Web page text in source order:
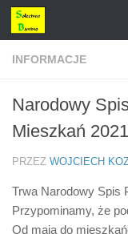
Przejdź do treści
INFORMACJE
Narodowy
Mieszkań 2021
PRZEZ WOJCIECH
Trwa Narodowy Spis
Przypominamy, że
Od maja do